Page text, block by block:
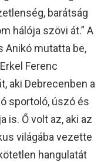
barátság
hálója szövi át.” A
Anikó mutatta be,
Ferenc
aki Debrecenben a
sportoló, úszó és
is. Ő volt az, aki az
világába vezette
hangulatát